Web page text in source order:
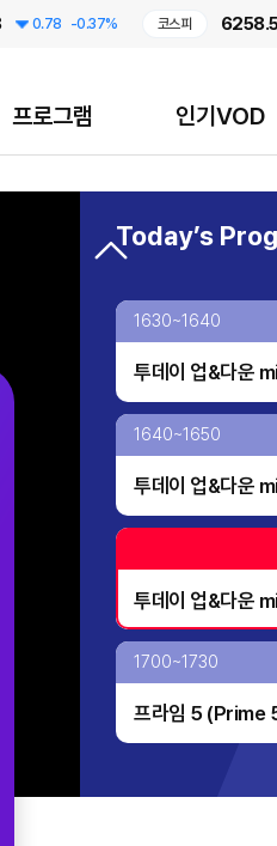
-0.37% 코스피 6258.57
프로그램
투데이 업&다운
대한민국 리더에게 묻는다
인기VOD
Today’s
투데이 업&다운
1630~1640
투데이 업&다운
1640~1650
투데이 업&다운
투데이 업&다운
1700~1730
프라임 5 (Prime
TV 실시간 송출 개시!